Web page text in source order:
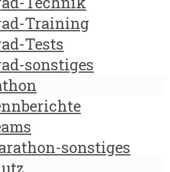
Training
Tests
sonstiges
sonstiges